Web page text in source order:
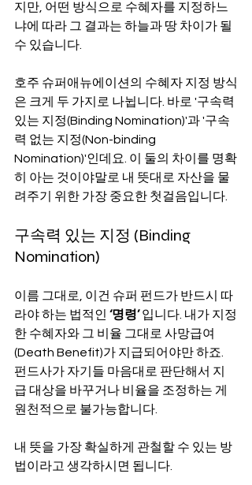
지만, 어떤 방식으로 수혜자를 지정하느
냐에 따라 그 결과는 하늘과 땅 차이가 될
수 있습니다.
호주 슈퍼애뉴에이션의 수혜자 지정 방식
은 크게 두 가지로 나뉩니다. 바로 '구속력
있는 지정(Binding Nomination)'과 '구속
력 없는 지정(Non-binding
Nomination)'인데요. 이 둘의 차이를 명확
히 아는 것이야말로 내 뜻대로 자산을 물
려주기 위한 가장 중요한 첫걸음입니다.
구속력 있는 지정 (Binding
Nomination)
이름 그대로, 이건 슈퍼 펀드가 반드시 따
라야 하는 법적인 ‘명령’ 입니다. 내가 지정
한 수혜자와 그 비율 그대로 사망급여
(Death Benefit)가 지급되어야만 하죠.
펀드사가 자기들 마음대로 판단해서 지
급 대상을 바꾸거나 비율을 조정하는 게
원천적으로 불가능합니다.
내 뜻을 가장 확실하게 관철할 수 있는 방
법이라고 생각하시면 됩니다.